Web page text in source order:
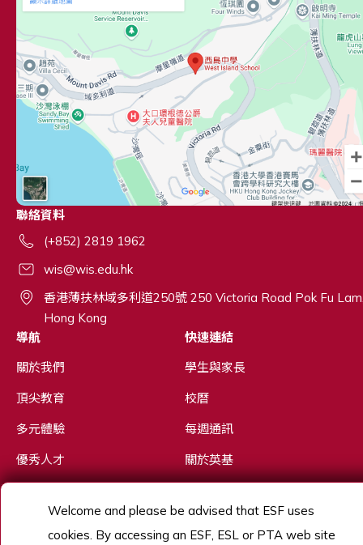
聯絡資料
(+852) 2819 1962
wis@wis.edu.hk
香港薄扶林域多利道250號 250 Victoria Road Pok Fu
Hong Kong
導航
關於我們
頂尖教育
多元體驗
優秀人才
快速連結
學生與家長
校曆
每週通訊
關於英基
Welcome and please be advised that ESF uses
cookies. By accessing an ESF, ESL or PTA web site